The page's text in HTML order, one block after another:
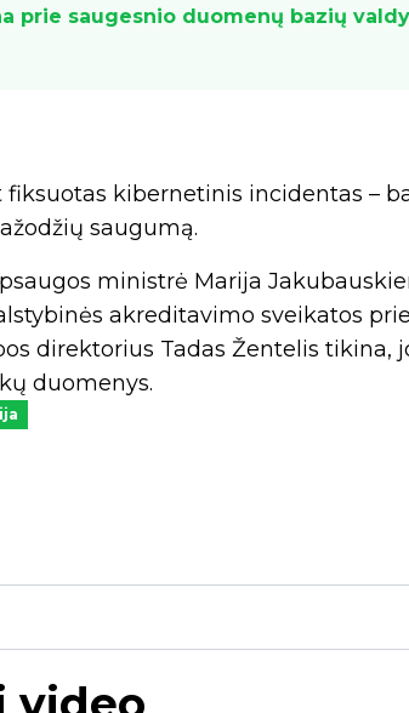
prie saugesnio duomenų bazių
kibernetinis incidentas –
saugumą.
ministrė Marija
akreditavimo sveikatos
direktorius Tadas Žentelis tikina,
duomenys.